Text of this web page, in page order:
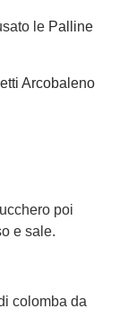
le Palline
Arcobaleno
poi
e sale.
colomba da